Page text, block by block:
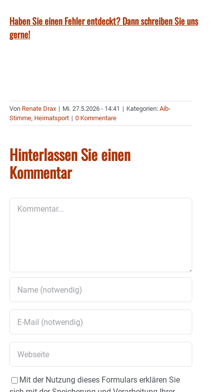
Haben Sie einen Fehler entdeckt? Dann schreiben Sie uns
gerne!
Von Renate Drax | Mi. 27.5.2026 - 14:41 | Kategorien: Aib-
Stimme, Heimatsport | 0 Kommentare
Hinterlassen Sie einen
Kommentar
Mit der Nutzung dieses Formulars erklären Sie